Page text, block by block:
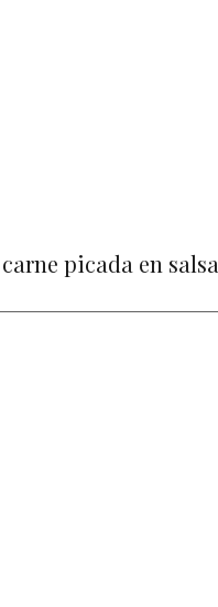
picada en salsa